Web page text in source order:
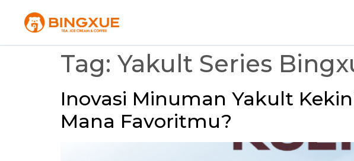
Tag: Yakult Series
Inovasi Minuman Yakult
Mana Favoritmu?